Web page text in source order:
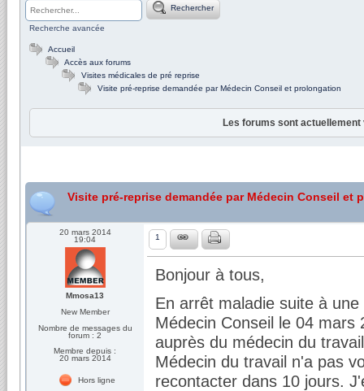
Rechercher
Recherche avancée
Accueil
Accès aux forums
Visites médicales de pré reprise
Visite pré-reprise demandée par Médecin Conseil et prolongation
Les forums sont
Visite pré-reprise demandée par Médecin Conseil et
20 mars 2014
19:04
Mmosa13
New Member
Nombre de messages du
forum : 2
Membre depuis :
20 mars 2014
Hors ligne
1
Bonjour à tous,
En arrêt maladie suite à
Médecin Conseil le 04
auprès du médecin du
Médecin du travail n'a pas
recontacter dans 10 jours.